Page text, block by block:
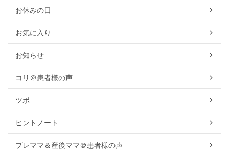
お休みの日
お気に入り
お知らせ
コリ＠患者様の声
ツボ
ヒントノート
プレママ＆産後ママ＠患者様の声